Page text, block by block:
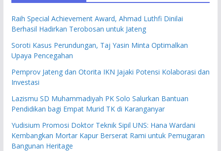
Raih Special Achievement Award, Ahmad Luthfi Dinilai
Berhasil Hadirkan Terobosan untuk Jateng
Soroti Kasus Perundungan, Taj Yasin Minta Optimalkan
Upaya Pencegahan
Pemprov Jateng dan Otorita IKN Jajaki Potensi Kolaborasi dan
Investasi
Lazismu SD Muhammadiyah PK Solo Salurkan Bantuan
Pendidikan bagi Empat Murid TK di Karanganyar
Yudisium Promosi Doktor Teknik Sipil UNS: Hana Wardani
Kembangkan Mortar Kapur Berserat Rami untuk Pemugaran
Bangunan Heritage